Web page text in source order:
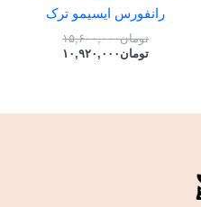
رانفورس ایسیمو ترک
تومان۱۵,۶۰۰,۰۰۰
تومان ۱۰,۹۲۰,۰۰۰